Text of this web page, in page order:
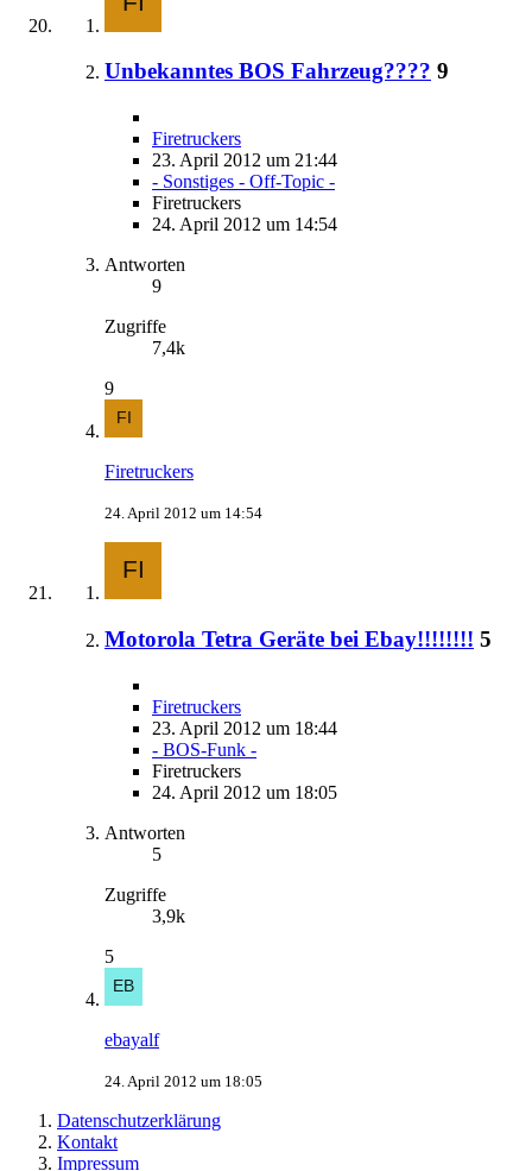
Unbekanntes BOS Fahrzeug???? 9
Firetruckers
23. April 2012 um 21:44
- Sonstiges - Off-Topic -
Firetruckers
24. April 2012 um 14:54
Antworten
9
Zugriffe
7,4k
9
Firetruckers
24. April 2012 um 14:54
Motorola Tetra Geräte bei Ebay!!!!!!!! 5
Firetruckers
23. April 2012 um 18:44
- BOS-Funk -
Firetruckers
24. April 2012 um 18:05
Antworten
5
Zugriffe
3,9k
5
ebayalf
24. April 2012 um 18:05
Datenschutzerklärung
Kontakt
Impressum